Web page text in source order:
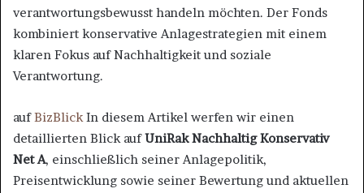
verantwortungsbewusst handeln möchten. Der Fonds
kombiniert konservative Anlagestrategien mit einem
klaren Fokus auf Nachhaltigkeit und soziale
Verantwortung.
aufBizBlickIn diesem Artikel werfen wir einen
detaillierten Blick aufUniRak Nachhaltig Konservativ
Net A, einschließlich seiner Anlagepolitik,
Preisentwicklung sowie seiner Bewertung und aktuellen